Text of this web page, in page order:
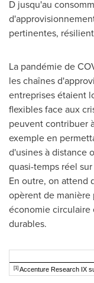
D jusqu'au
pertinentes,
La pandémie de
les chaînes
entreprises étaient
flexibles face aux
peuvent contribuer
exemple en
d'usines à distance
quasi-temps réel
En outre, on attend
opèrent de
économie circulaire
durables.
[1] Accenture Research IX